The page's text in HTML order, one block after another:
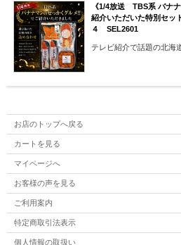
《1/4放送 TBS系 バナ
紹介いただいた特別セ
４ SEL2601
テレビ紹介で話題の北海
お店のトップへ戻る
カートを見る
マイページへ
お客様の声を見る
ご利用案内
特定商取引法表示
個人情報の取扱い